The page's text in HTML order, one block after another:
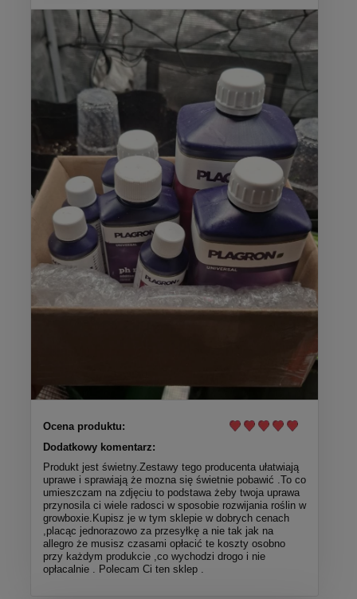
Ocena produktu:
Dodatkowy komentarz:
Produkt jest świetny.Zestawy tego producenta ułatwiają
uprawe i sprawiają że mozna się świetnie pobawić .To co
umieszczam na zdjęciu to podstawa żeby twoja uprawa
przynosila ci wiele radosci w sposobie rozwijania roślin w
growboxie.Kupisz je w tym sklepie w dobrych cenach
,placąc jednorazowo za przesyłkę a nie tak jak na
allegro że musisz czasami opłacić te koszty osobno
przy każdym produkcie ,co wychodzi drogo i nie
opłacalnie . Polecam Ci ten sklep .